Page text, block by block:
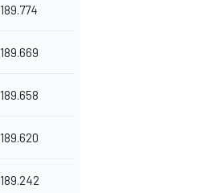
189.774
189.669
189.658
189.620
189.242